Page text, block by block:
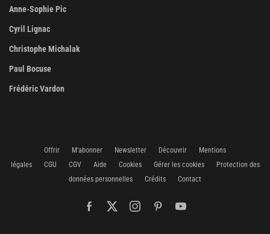
Anne-Sophie Pic
Cyril Lignac
Christophe Michalak
Paul Bocuse
Frédéric Vardon
Offrir M'abonner Newsletter Découvrir
Mentions
légales
CGU CGV Aide Cookies Gérer les cookies
Protection des
données personnelles
Crédits Contact